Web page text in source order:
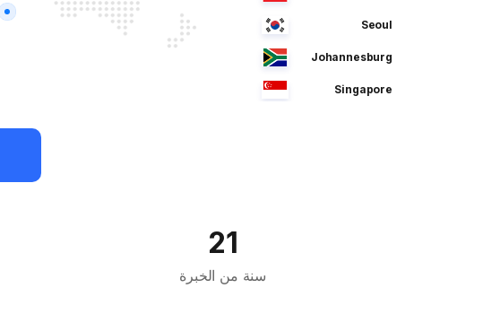
Seoul
Johannesburg
Singapore
21
سنة من الخبرة